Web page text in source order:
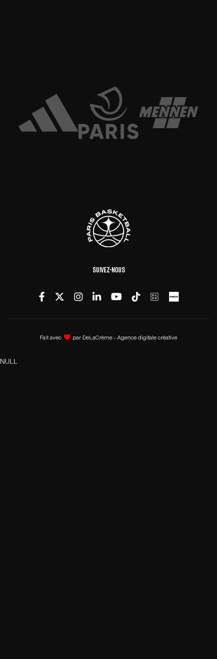
Suivez-nous
Fait avec par DeLaCrème - Agence digitale créative
NULL